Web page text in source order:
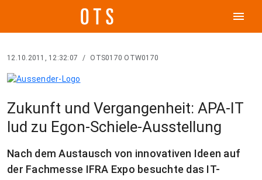
menu
12.10.2011, 12:32:07 / OTS0170 OTW0170
Zukunft und Vergangenheit: APA-IT
lud zu Egon-Schiele-Ausstellung
Nach dem Austausch von innovativen Ideen auf
der Fachmesse IFRA Expo besuchte das IT-